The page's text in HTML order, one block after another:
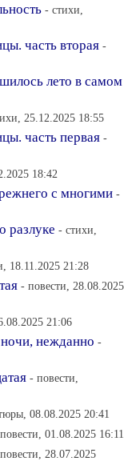
- стихи,
часть вторая -
лето в самом
25.12.2025 18:55
часть первая -
18:42
с многими -
разлуке - стихи,
18.11.2025 21:28
- повести, 28.08.2025
21:06
нежданно -
- повести,
08.08.2025 20:41
01.08.2025 16:11
28.07.2025